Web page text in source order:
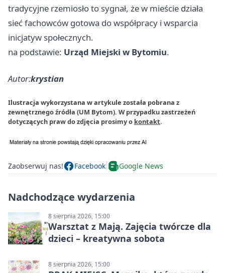
tradycyjne rzemiosło to sygnał, że w mieście działa
sieć fachowców gotowa do współpracy i wsparcia
inicjatyw społecznych.
na podstawie: Urząd Miejski w Bytomiu.
Autor:krystian
Ilustracja wykorzystana w artykule została pobrana z
zewnętrznego źródła (UM Bytom). W przypadku zastrzeżeń
dotyczących praw do zdjęcia prosimy o kontakt.
Zaobserwuj nas! Facebook Google News
Nadchodzące wydarzenia
8 sierpnia 2026, 15:00
Warsztat z Mają. Zajęcia twórcze dla
dzieci – kreatywna sobota
8 sierpnia 2026, 15:00